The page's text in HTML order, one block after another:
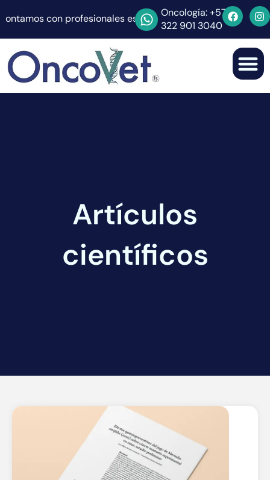
con profesionales especializados -
Oncología: +57
322 901 3040
Artículos
científicos